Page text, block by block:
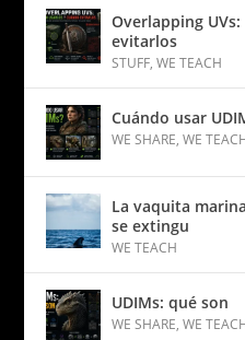
Overlapping
evitarlos
STUFF,WE TEACH
Cuándo usar
WE SHARE,WE
La vaquita
se extingu
WE TEACH
UDIMs: qué son
WE SHARE,WE